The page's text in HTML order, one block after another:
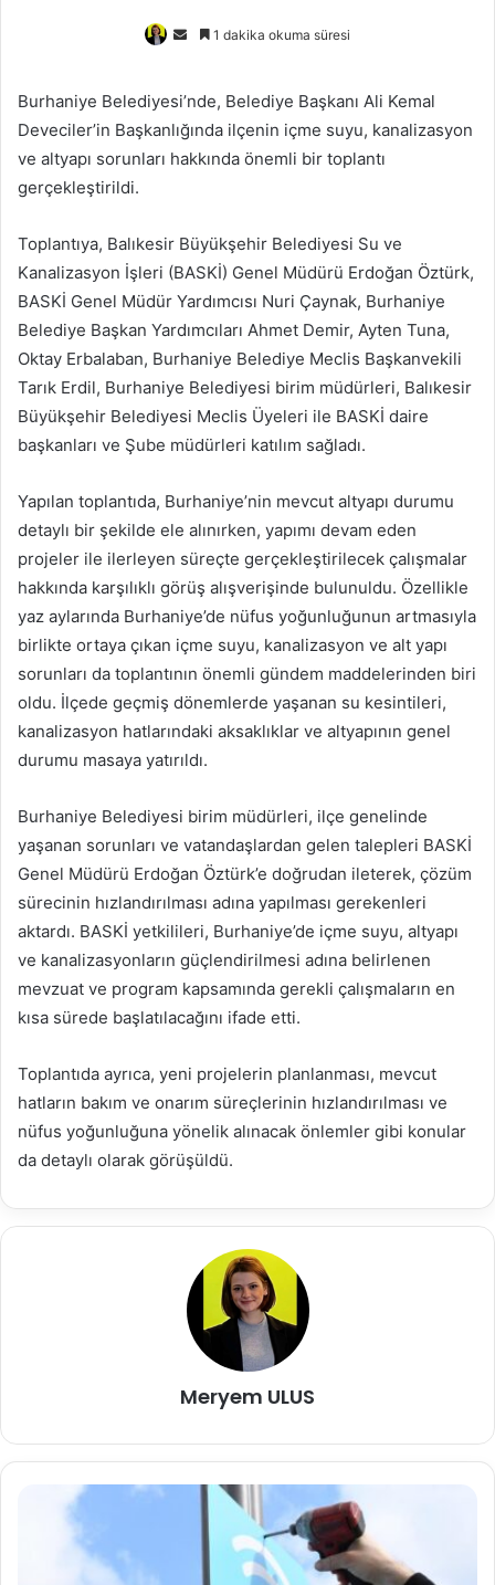
Bir
göndermek
1 dakika okuma süresi
Burhaniye Belediyesi’nde, Belediye Başkanı Ali Kemal
Deveciler’in Başkanlığında ilçenin içme suyu, kanalizasyon
ve altyapı sorunları hakkında önemli bir toplantı
gerçekleştirildi.
Toplantıya, Balıkesir Büyükşehir Belediyesi Su ve
Kanalizasyon İşleri (BASKİ) Genel Müdürü Erdoğan Öztürk,
BASKİ Genel Müdür Yardımcısı Nuri Çaynak, Burhaniye
Belediye Başkan Yardımcıları Ahmet Demir, Ayten Tuna,
Oktay Erbalaban, Burhaniye Belediye Meclis Başkanvekili
Tarık Erdil, Burhaniye Belediyesi birim müdürleri, Balıkesir
Büyükşehir Belediyesi Meclis Üyeleri ile BASKİ daire
başkanları ve Şube müdürleri katılım sağladı.
Yapılan toplantıda, Burhaniye’nin mevcut altyapı durumu
detaylı bir şekilde ele alınırken, yapımı devam eden
projeler ile ilerleyen süreçte gerçekleştirilecek çalışmalar
hakkında karşılıklı görüş alışverişinde bulunuldu. Özellikle
yaz aylarında Burhaniye’de nüfus yoğunluğunun artmasıyla
birlikte ortaya çıkan içme suyu, kanalizasyon ve alt yapı
sorunları da toplantının önemli gündem maddelerinden biri
oldu. İlçede geçmiş dönemlerde yaşanan su kesintileri,
kanalizasyon hatlarındaki aksaklıklar ve altyapının genel
durumu masaya yatırıldı.
Burhaniye Belediyesi birim müdürleri, ilçe genelinde
yaşanan sorunları ve vatandaşlardan gelen talepleri BASKİ
Genel Müdürü Erdoğan Öztürk’e doğrudan ileterek, çözüm
sürecinin hızlandırılması adına yapılması gerekenleri
aktardı. BASKİ yetkilileri, Burhaniye’de içme suyu, altyapı
ve kanalizasyonların güçlendirilmesi adına belirlenen
mevzuat ve program kapsamında gerekli çalışmaların en
kısa sürede başlatılacağını ifade etti.
Toplantıda ayrıca, yeni projelerin planlanması, mevcut
hatların bakım ve onarım süreçlerinin hızlandırılması ve
nüfus yoğunluğuna yönelik alınacak önlemler gibi konular
da detaylı olarak görüşüldü.
Meryem ULUS